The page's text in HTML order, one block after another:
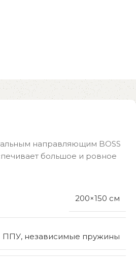
направляющим BOSS
большое и ровное
200×150 см
ППУ, независимые пружины